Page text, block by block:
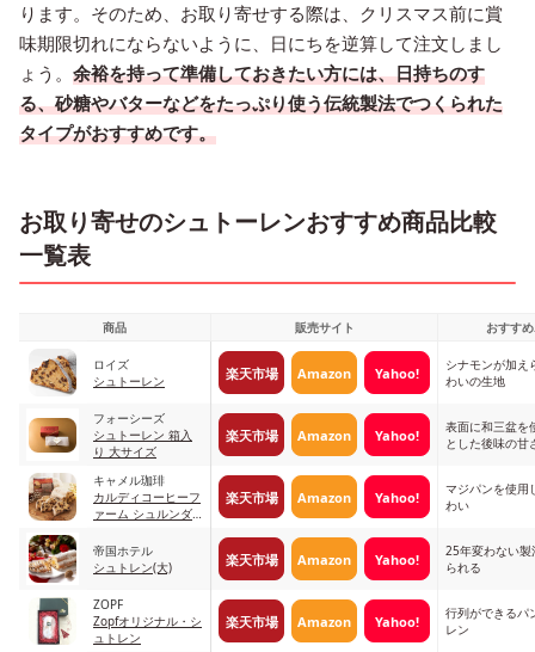
ります。そのため、お取り寄せする際は、クリスマス前に賞
味期限切れにならないように、日にちを逆算して注文しまし
ょう。 余裕を持って準備しておきたい方には、日持ちのす
る、砂糖やバターなどをたっぷり使う伝統製法でつくられた
タイプがおすすめです。
お取り寄せのシュトーレンおすすめ商品比較
一覧表
商品 販売サイト おすす
ロイズ
シュトーレン
楽天市場 Amazon Yahoo!
シナモンが加え
わいの生地
フォーシーズ
シュトーレン 箱入
り 大サイズ
楽天市場 Amazon Yahoo!
表面に和三盆を
とした後味の甘
キャメル珈琲
カルディコーヒーフ
ァーム シュルンダ
ュトレン
楽天市場 Amazon Yahoo!
マジパンを使用
わい
帝国ホテル
シュトレン(大)
楽天市場 Amazon Yahoo!
25年変わない
られる
ZOPF
Zopfオリジナル・シ
ュトレン
楽天市場 Amazon Yahoo!
行列ができるパ
レン